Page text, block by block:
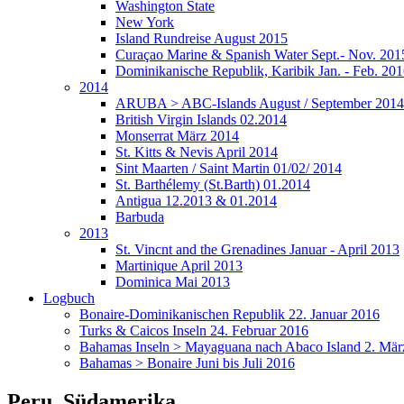
Washington State
New York
Island Rundreise August 2015
Curaçao Marine & Spanish Water Sept.- Nov.
Dominikanische Republik, Karibik Jan. - Feb.
2014
ARUBA > ABC-Islands August / September 2014
British Virgin Islands 02.2014
Monserrat März 2014
St. Kitts & Nevis April 2014
Sint Maarten / Saint Martin 01/02/ 2014
St. Barthélemy (St.Barth) 01.2014
Antigua 12.2013 & 01.2014
Barbuda
2013
St. Vincnt and the Grenadines Januar - April 2013
Martinique April 2013
Dominica Mai 2013
Logbuch
Bonaire-Dominikanischen Republik 22. Januar 2016
Turks & Caicos Inseln 24. Februar 2016
Bahamas Inseln > Mayaguana nach Abaco Island 2.
Bahamas > Bonaire Juni bis Juli 2016